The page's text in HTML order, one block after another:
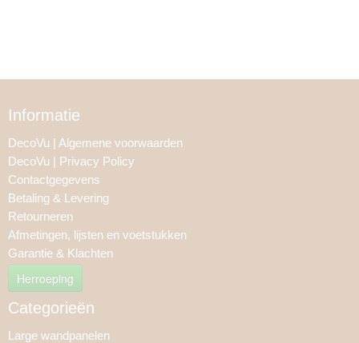
Informatie
DecoVu | Algemene voorwaarden
DecoVu | Privacy Policy
Contactgegevens
Betaling & Levering
Retourneren
Afmetingen, lijsten en voetstukken
Garantie & Klachten
Herroeping
Categorieën
Large wandpanelen